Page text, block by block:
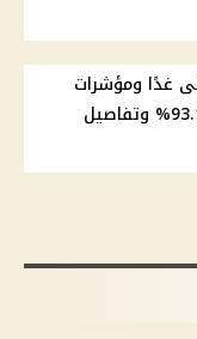
غدًا ومؤشرات
الطب 93.75% والأسنان 93.12% وتفاصيل